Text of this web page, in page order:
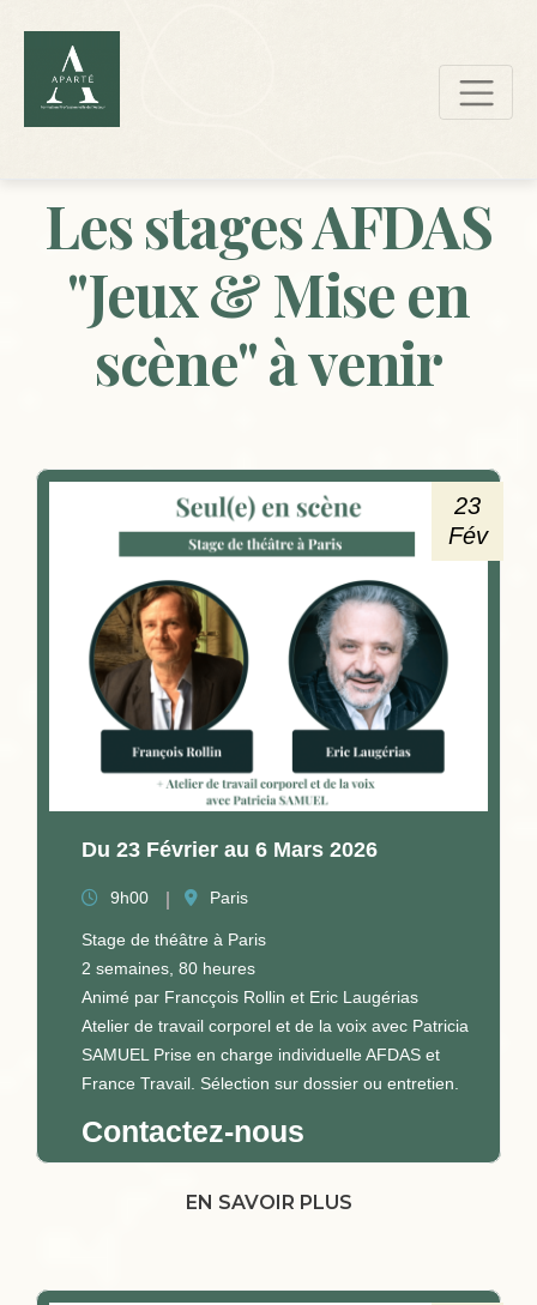
Les stages AFDAS
"Jeux & Mise en
scène​" à venir
23
Fév
Du 23 Février au 6 Mars 2026
9h00 Paris
Stage de théâtre à Paris
2 semaines, 80 heures
Animé par Francçois Rollin et Eric Laugérias
Atelier de travail corporel et de la voix avec Patricia
SAMUEL Prise en charge individuelle AFDAS et
France Travail. Sélection sur dossier ou entretien.
Contactez-nous
EN SAVOIR PLUS